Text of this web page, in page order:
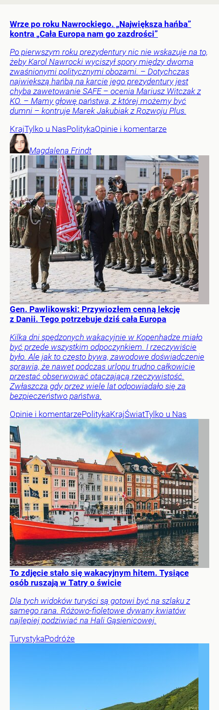
Wrze po roku Nawrockiego. „Największa hańba”
kontra „Cała Europa nam go zazdrości”
Po pierwszym roku prezydentury nic nie wskazuje na to,
żeby Karol Nawrocki wyciszył spory między dwoma
zwaśnionymi politycznymi obozami. – Dotychczas
największą hańbą na karcie jego prezydentury jest
chyba zawetowanie SAFE – ocenia Mariusz Witczak z
KO. – Mamy głowę państwa, z której możemy być
dumni – kontruje Marek Jakubiak z Rozwoju Plus.
KrajTylko u NasPolitykaOpinie i komentarze
Magdalena Frindt
Gen. Pawlikowski: Przywiozłem cenną lekcję
z Danii. Tego potrzebuje dziś cała Europa
Kilka dni spędzonych wakacyjnie w Kopenhadze miało
być przede wszystkim odpoczynkiem. I rzeczywiście
było. Ale jak to często bywa, zawodowe doświadczenie
sprawia, że nawet podczas urlopu trudno całkowicie
przestać obserwować otaczającą rzeczywistość.
Zwłaszcza gdy przez wiele lat odpowiadało się za
bezpieczeństwo państwa.
Opinie i komentarzePolitykaKrajŚwiatTylko u Nas
To zdjęcie stało się wakacyjnym hitem. Tysiące
osób ruszają w Tatry o świcie
Dla tych widoków turyści są gotowi być na szlaku z
samego rana. Różowo-fioletowe dywany kwiatów
najlepiej podziwiać na Hali Gąsienicowej.
TurystykaPodróże